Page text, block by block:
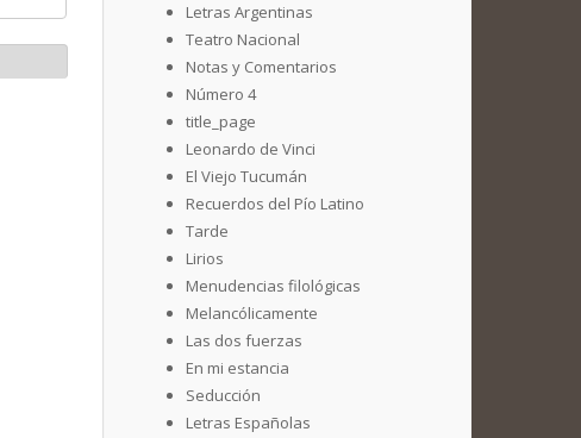
Letras Argentinas
Teatro Nacional
Notas y Comentarios
Número 4
title_page
Leonardo de Vinci
El Viejo Tucumán
Recuerdos del Pío Latino
Tarde
Lirios
Menudencias filológicas
Melancólicamente
Las dos fuerzas
En mi estancia
Seducción
Letras Españolas